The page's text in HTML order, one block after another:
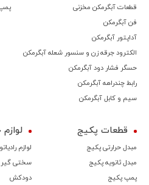
قطعات آبگرمکن مخزنی
فن آبگرمکن
آداپتور آبگرمکن
الکترود جرقه زن و سنسور شعله آبگرمکن
حسگر فشار دود آبگرمکن
رابط چندراهه آبگرمکن
سیم و کابل آبگرمکن
قطعات پکیج
مبدل حرارتی پکیج
مبدل ثانویه پکیج
پمپ پکیج
لوازم
سختی گیر
دودکش